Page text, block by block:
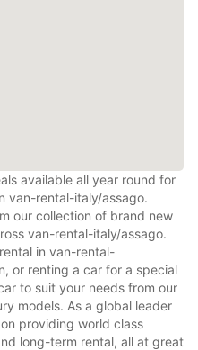
available all year round for
van-rental-italy/assago.
our collection of brand new
van-rental-italy/assago.
in van-rental-
or renting a car for a special
to suit your needs from our
models. As a global leader
providing world class
long-term rental, all at great